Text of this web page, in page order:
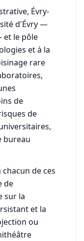
Évry-
d'Évry —
et le pôle
et à la
rare
de
de
bureau
de ces
de
sur la
et la
ou